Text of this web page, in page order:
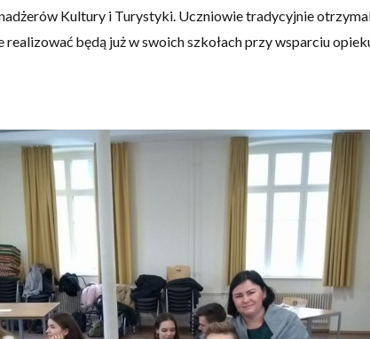
Kultury i Turystyki. Uczniowie tradycyjnie
będą już w swoich szkołach przy wsparciu